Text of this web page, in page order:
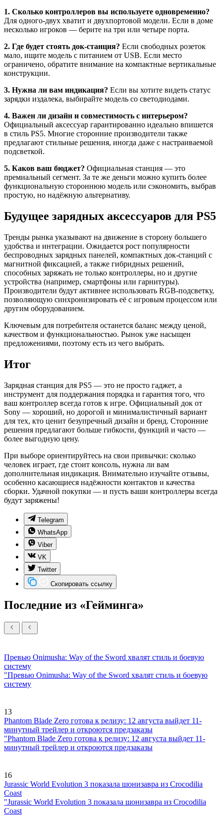
1. Сколько контроллеров вы используете одновременно?
Для одного-двух хватит и двухпортовой модели. Если в доме
несколько игроков — берите на три или четыре порта.
2. Где будет стоять док-станция? Если свободных розеток
мало, ищите модель с питанием от USB. Если место
ограничено, обратите внимание на компактные вертикальные
конструкции.
3. Нужна ли вам индикация? Если вы хотите видеть статус
зарядки издалека, выбирайте модель со светодиодами.
4. Важен ли дизайн и совместимость с интерьером?
Официальный аксессуар гарантированно идеально впишется
в стиль PS5. Многие сторонние производители также
предлагают стильные решения, иногда даже с настраиваемой
подсветкой.
5. Каков ваш бюджет? Официальная станция — это
премиальный сегмент. За те же деньги можно купить более
функциональную стороннюю модель или сэкономить, выбрав
простую, но надёжную альтернативу.
Будущее зарядных аксессуаров для PS5
Тренды рынка указывают на движение в сторону большего
удобства и интеграции. Ожидается рост популярности
беспроводных зарядных панелей, компактных док-станций с
магнитной фиксацией, а также гибридных решений,
способных заряжать не только контроллеры, но и другие
устройства (например, смартфоны или гарнитуры).
Производители будут активнее использовать RGB-подсветку,
позволяющую синхронизировать её с игровым процессом или
другим оборудованием.
Ключевым для потребителя останется баланс между ценой,
качеством и функциональностью. Рынок уже насыщен
предложениями, поэтому есть из чего выбрать.
Итог
Зарядная станция для PS5 — это не просто гаджет, а
инструмент для поддержания порядка и гарантия того, что
ваш контроллер всегда готов к игре. Официальный док от
Sony — хороший, но дорогой и минималистичный вариант
для тех, кто ценит безупречный дизайн и бренд. Сторонние
решения предлагают больше гибкости, функций и часто —
более выгодную цену.
При выборе ориентируйтесь на свои привычки: сколько
человек играет, где стоит консоль, нужна ли вам
дополнительная индикация. Внимательно изучайте отзывы,
особенно касающиеся надёжности контактов и качества
сборки. Удачной покупки — и пусть ваши контроллеры всегда
будут заряжены!
Telegram
WhatsApp
Viber
VK
Twitter
Скопировать ссылку
Последние из «Гейминга»
Превью Onimusha: Way of the Sword хвалят стиль и боевую
систему
"Превью Onimusha: Way of the Sword хвалят стиль и боевую
систему
13
Phantom Blade Zero готова к релизу: 12 августа выйдет 11-
минутный трейлер и откроются предзаказы
"Phantom Blade Zero готова к релизу: 12 августа выйдет 11-
минутный трейлер и откроются предзаказы
16
Jurassic World Evolution 3 показала шонизавра из Crocodilia
Coast
"Jurassic World Evolution 3 показала шонизавра из Crocodilia
Coast